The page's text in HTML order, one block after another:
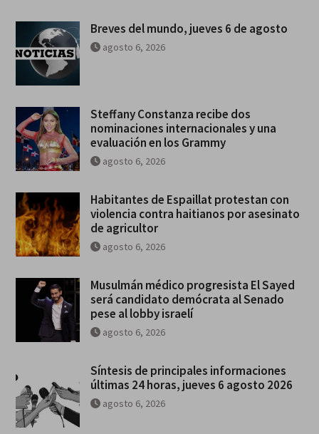
Breves del mundo, jueves 6 de agosto
agosto 6, 2026
Steffany Constanza recibe dos
nominaciones internacionales y una
evaluación en los Grammy
agosto 6, 2026
Habitantes de Espaillat protestan con
violencia contra haitianos por asesinato
de agricultor
agosto 6, 2026
Musulmán médico progresista El Sayed
será candidato demócrata al Senado
pese al lobby israelí
agosto 6, 2026
Síntesis de principales informaciones
últimas 24 horas, jueves 6 agosto 2026
agosto 6, 2026